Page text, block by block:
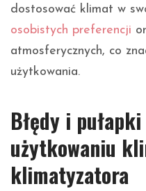
dostosować klimat w
osobistych preferencji
atmosferycznych, co
użytkowania.
Błędy i
użytkowaniu
klimatyzatora